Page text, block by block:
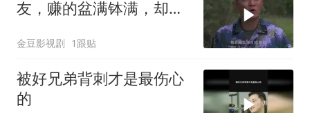
友，赚的盆满钵满，却不
金豆影视剧 1跟贴
被好兄弟背刺才是最伤心
的